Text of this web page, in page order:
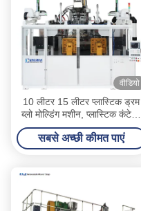
वीडियो
10 लीटर 15 लीटर प्लास्टिक ड्रम
ब्लो मोल्डिंग मशीन, प्लास्टिक कंटेनर
विनिर्माण मशीन
सबसे अच्छी कीमत पाएं